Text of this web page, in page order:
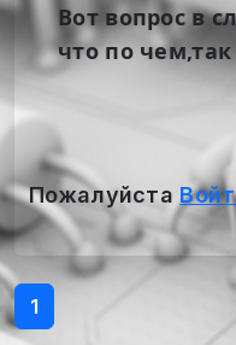
Вот вопрос в
что по чем,так
Пожалуйста
1